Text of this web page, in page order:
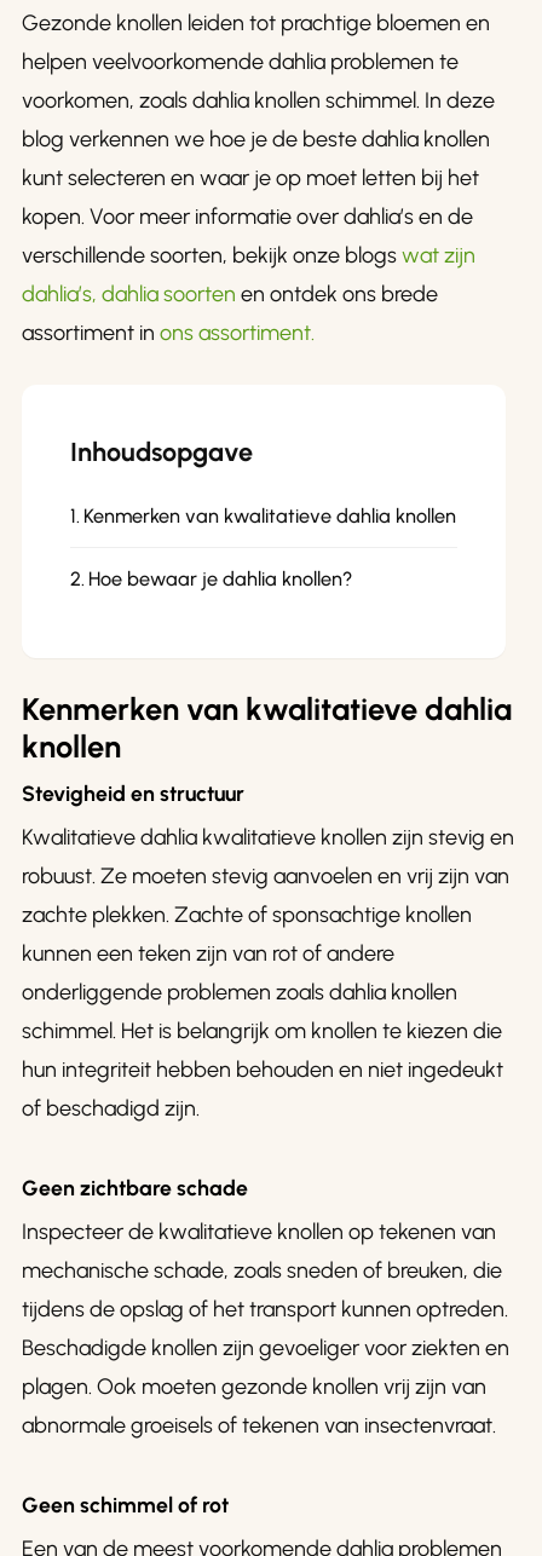
Gezonde knollen leiden tot prachtige bloemen en
helpen veelvoorkomende dahlia problemen te
voorkomen, zoalsdahlia knollen schimmel. In deze
blog verkennen we hoe je de bestedahlia knollen
kunt selecteren en waar je op moet letten bij het
kopen. Voor meer informatie over dahlia’s en de
verschillende soorten, bekijk onze blogswat zijn
dahlia’s,dahlia soorten en ontdek ons brede
assortiment inons assortiment.
Inhoudsopgave
Kenmerken van kwalitatieve dahlia knollen
Hoe bewaar je dahlia knollen?
Kenmerken van kwalitatieve dahlia
knollen
Stevigheid en structuur
Kwalitatieve dahlia kwalitatieve knollen zijn stevig en
robuust. Ze moeten stevig aanvoelen en vrij zijn van
zachte plekken. Zachte of sponsachtige knollen
kunnen een teken zijn van rot of andere
onderliggende problemen zoals dahlia knollen
schimmel. Het is belangrijk om knollen te kiezen die
hun integriteit hebben behouden en niet ingedeukt
of beschadigd zijn.
Geen zichtbare schade
Inspecteer de kwalitatieve knollen op tekenen van
mechanische schade, zoals sneden of breuken, die
tijdens de opslag of het transport kunnen optreden.
Beschadigde knollen zijn gevoeliger voor ziekten en
plagen. Ook moeten gezonde knollen vrij zijn van
abnormale groeisels of tekenen van insectenvraat.
Geen schimmel of rot
Een van de meest voorkomende dahlia problemen